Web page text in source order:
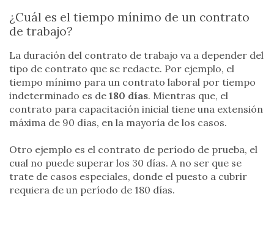
¿Cuál es el tiempo mínimo de un contrato
de trabajo?
La duración del contrato de trabajo va a depender del
tipo de contrato que se redacte. Por ejemplo, el
tiempo mínimo para un contrato laboral por tiempo
indeterminado es de 180 días. Mientras que, el
contrato para capacitación inicial tiene una extensión
máxima de 90 días, en la mayoría de los casos.
Otro ejemplo es el contrato de período de prueba, el
cual no puede superar los 30 días. A no ser que se
trate de casos especiales, donde el puesto a cubrir
requiera de un período de 180 días.